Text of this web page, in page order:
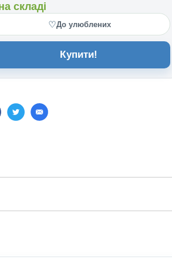
складі
♡До улюблених
Купити!